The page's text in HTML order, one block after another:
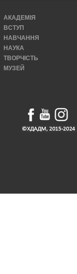
АКАДЕМІЯ
ВСТУП
НАВЧАННЯ
НАУКА
ТВОРЧІСТЬ
МУЗЕЙ